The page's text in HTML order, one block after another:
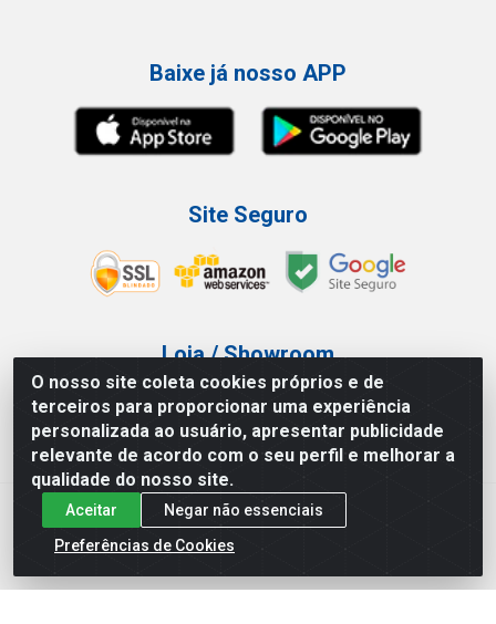
O nosso site coleta cookies próprios e de
terceiros para proporcionar uma experiência
personalizada ao usuário, apresentar publicidade
relevante de acordo com o seu perfil e melhorar a
qualidade do nosso site.
Aceitar
Negar não essenciais
Preferências de Cookies
Baixe já nosso APP
Site Seguro
Loja / Showroom
Tel.: (11) 3227-0546
Av Vautier, 587/597 - Pari - São Paulo/SP
Atef Distribuidora LTDA - Av. Vautier, 585/597 - Pari - São
Paulo/SP - CEP 03.032-000 - CNPJ 27.717.135/0001-29